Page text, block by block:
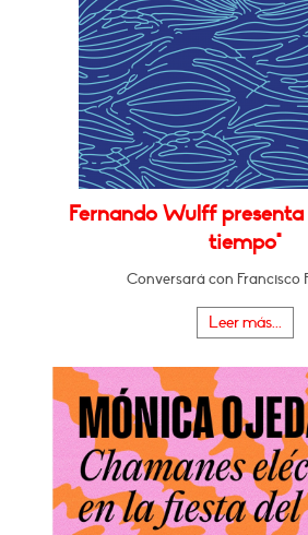
Fernando Wulff presenta
tiempo"
Conversará con Francisco
Leer más...